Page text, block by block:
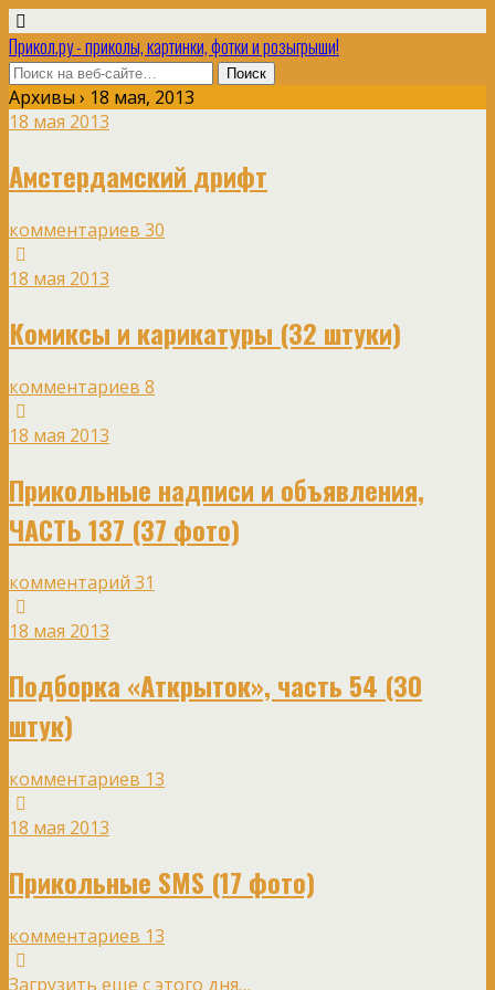
Прикол.ру - приколы, картинки, фотки и розыгрыши!
Архивы › 18 мая, 2013
18 мая 2013
Амстердамский дрифт
комментариев 30
18 мая 2013
Комиксы и карикатуры (32 штуки)
комментариев 8
18 мая 2013
Прикольные надписи и объявления,
ЧАСТЬ 137 (37 фото)
комментарий 31
18 мая 2013
Подборка «Аткрыток», часть 54 (30
штук)
комментариев 13
18 мая 2013
Прикольные SMS (17 фото)
комментариев 13
Загрузить еще с этого дня…